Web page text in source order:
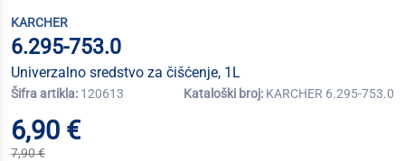
KARCHER
6.295-753.0
Univerzalno sredstvo za čišćenje, 1L
Šifra artikla: 120613 Kataloški broj: KARCHER 6.295-753.0
6,90 €
7,90 €